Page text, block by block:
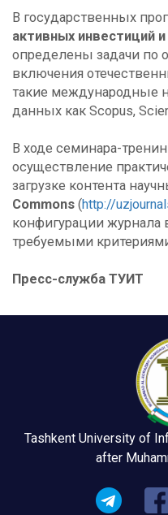
В государственных
активных инвестиций
определены задачи по
включения
такие международные
данных как Scopus,
В ходе семинара-
осуществление
загрузке контента
Commons (http://
конфигурации журнала
требуемыми
Пресс-служба ТУИТ
Tashkent University of
after